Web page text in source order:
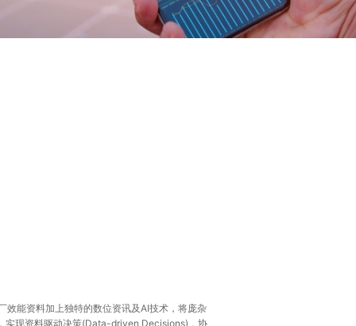
效能资料加上独特的数位资讯及AI技术，将庞杂
实现资料驱动决策(Data-driven Decisions)，协